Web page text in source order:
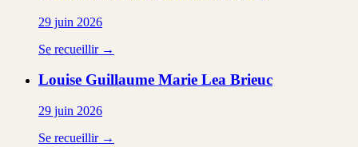
29 juin 2026
Se recueillir →
Louise Guillaume Marie Lea Brieuc
29 juin 2026
Se recueillir →